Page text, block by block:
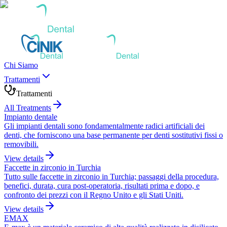
Chi Siamo
Trattamenti
Trattamenti
All Treatments
Impianto dentale
Gli impianti dentali sono fondamentalmente radici artificiali dei
denti, che forniscono una base permanente per denti sostitutivi fissi o
removibili.
View details
Faccette in zirconio in Turchia
Tutto sulle faccette in zirconio in Turchia; passaggi della procedura,
benefici, durata, cura post-operatoria, risultati prima e dopo, e
confronto dei prezzi con il Regno Unito e gli Stati Uniti.
View details
EMAX